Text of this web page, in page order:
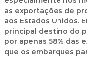
as exportações de
aos Estados Unidos.
principal destino do
por apenas 58% das
que os embarques